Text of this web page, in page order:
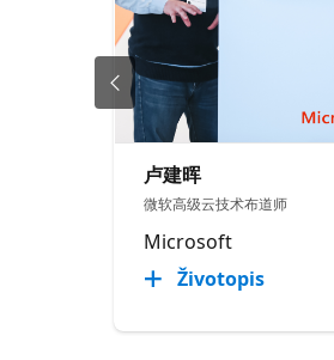
卢建晖
微软高级云技术布道师
Microsoft
Životopis